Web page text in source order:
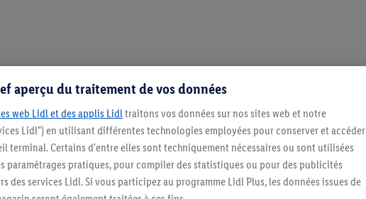
aperçu du traitement de vos données
web Lidl et des applis Lidltraitons vos données sur nos sites web et notre
Lidl") en utilisant différentes technologies employées pour conserver et accéder
terminal. Certains d'entre elles sont techniquement nécessaires ou sont utilisées
paramétrages pratiques, pour compiler des statistiques ou pour des publicités
des services Lidl. Si vous participez au programme Lidl Plus, les données issues de